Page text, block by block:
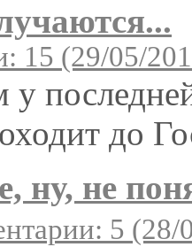
15 (29/05/
до
ну, не
5 (28/